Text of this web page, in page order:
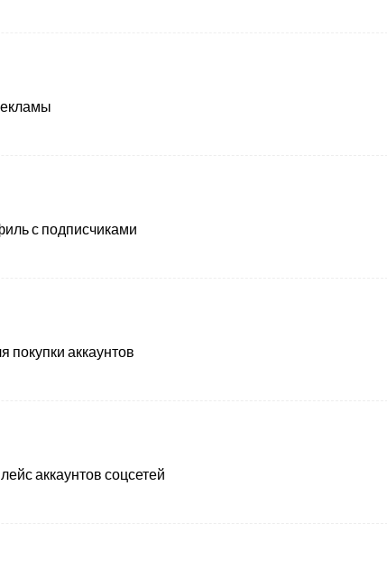
с подписчиками
покупки аккаунтов
аккаунтов соцсетей